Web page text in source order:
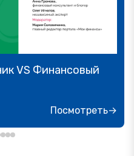
VS Финансовый
Посмотреть→